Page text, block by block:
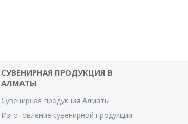
СУВЕНИРНАЯ ПРОДУКЦИЯ В
АЛМАТЫ
Сувенирная продукция Алматы
Изготовление сувенирной продукции